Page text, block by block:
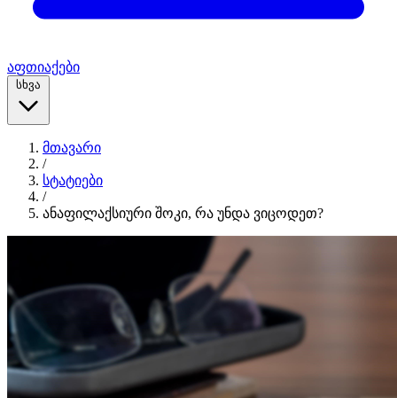
აფთიაქები
სხვა
მთავარი
/
სტატიები
/
ანაფილაქსიური შოკი, რა უნდა ვიცოდეთ?